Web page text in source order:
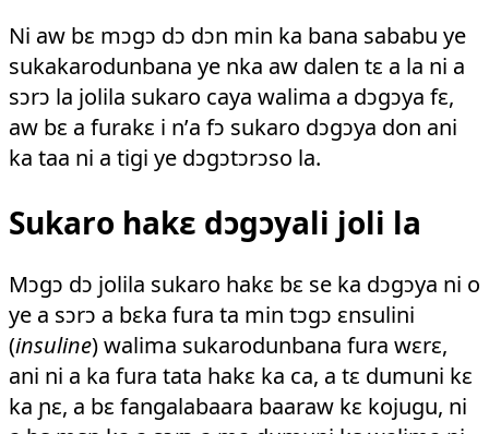
Ni aw bɛ mɔgɔ dɔ dɔn min ka bana sababu ye
sukakarodunbana ye nka aw dalen tɛ a la ni a
sɔrɔ la jolila sukaro caya walima a dɔgɔya fɛ,
aw bɛ a furakɛ i n’a fɔ sukaro dɔgɔya don ani
ka taa ni a tigi ye dɔgɔtɔrɔso la.
Sukaro hakɛ dɔgɔyali joli la
Mɔgɔ dɔ jolila sukaro hakɛ bɛ se ka dɔgɔya ni o
ye a sɔrɔ a bɛka fura ta min tɔgɔ ɛnsulini
(insuline) walima sukarodunbana fura wɛrɛ,
ani ni a ka fura tata hakɛ ka ca, a tɛ dumuni kɛ
ka ɲɛ, a bɛ fangala­baara baaraw kɛ kojugu, ni